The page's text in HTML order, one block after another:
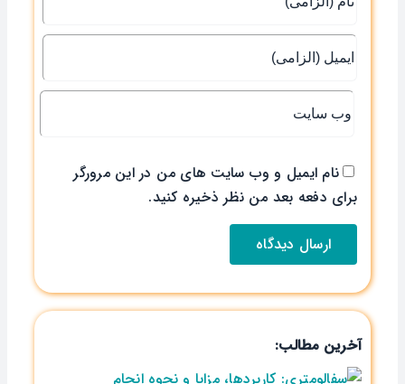
نام ایمیل و وب سایت های من در این مرورگر
برای دفعه بعد من نظر ذخیره کنید.
آخرین مطالب: